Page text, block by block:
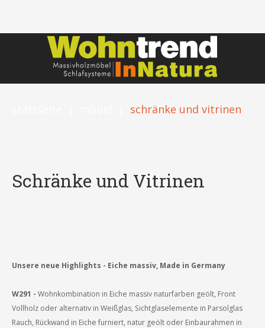
schränke und vitrinen
Schränke und Vitrinen
Unsere neue Highlights - Eiche massiv, Made in Germany
W291 - Wohnkombination in Eiche massiv naturfarben geölt, Front
Vollholz oder alternativ in Weißglas, Sichtglaselemente in Parsolglas
Rauch, Rückwand in Eiche furniert, natur geölt oder Einbaurahmen in